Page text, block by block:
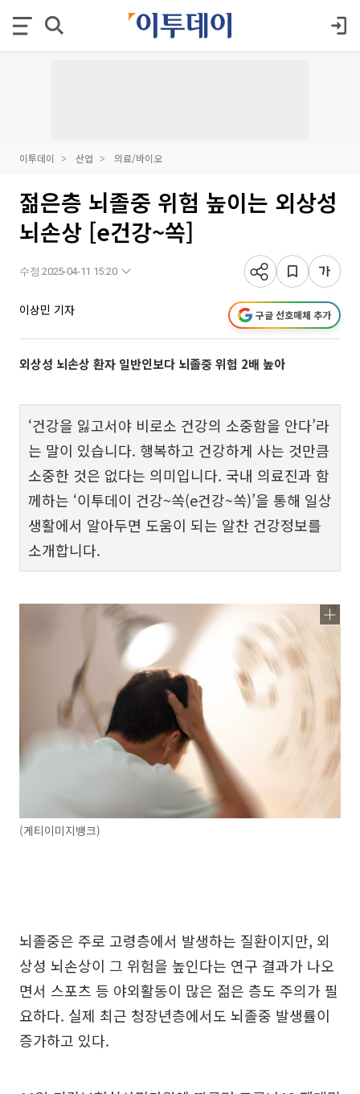
이투데이 산업 의료/바이오
젊은층 뇌졸중 위험 높이는 외상성
뇌손상 [e건강~쏙]
수정 2025-04-11 15:20
이상민 기자 구글 선호매체 추가
외상성 뇌손상 환자 일반인보다 뇌졸중 위험 2배 높아
‘건강을 잃고서야 비로소 건강의 소중함을 안다’라
는 말이 있습니다. 행복하고 건강하게 사는 것만큼
소중한 것은 없다는 의미입니다. 국내 의료진과 함
께하는 ‘이투데이 건강~쏙(e건강~쏙)’을 통해 일상
생활에서 알아두면 도움이 되는 알찬 건강정보를
소개합니다.
(게티이미지뱅크)
뇌졸중은 주로 고령층에서 발생하는 질환이지만, 외
상성 뇌손상이 그 위험을 높인다는 연구 결과가 나오
면서 스포츠 등 야외활동이 많은 젊은 층도 주의가 필
요하다. 실제 최근 청장년층에서도 뇌졸중 발생률이
증가하고 있다.